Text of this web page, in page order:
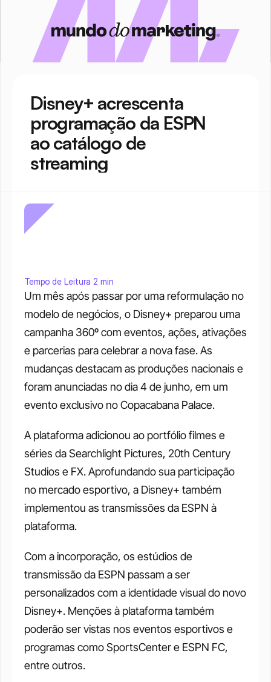
Disney+ acrescenta
programação da ESPN
ao catálogo de
streaming
Um mês após passar por uma reformulação no
modelo de negócios, o Disney+ preparou uma
campanha 360º com eventos, ações, ativações
e parcerias para celebrar a nova fase. As
mudanças destacam as produções nacionais e
foram anunciadas no dia 4 de junho, em um
evento exclusivo no Copacabana Palace.
A plataforma adicionou ao portfólio filmes e
séries da Searchlight Pictures, 20th Century
Studios e FX. Aprofundando sua participação
no mercado esportivo, a Disney+ também
implementou as transmissões da ESPN à
plataforma.
Com a incorporação, os estúdios de
transmissão da ESPN passam a ser
personalizados com a identidade visual do novo
Disney+. Menções à plataforma também
poderão ser vistas nos eventos esportivos e
programas como SportsCenter e ESPN FC,
entre outros.
Tempo de Leitura 2 min